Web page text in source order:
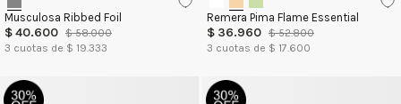
Musculosa Ribbed Foil
$40.600 $ 58.000
3 cuotas de $ 19.333
Remera Pima Flame Essential
$ 36.960 $ 52.800
3 cuotas de $ 17.600